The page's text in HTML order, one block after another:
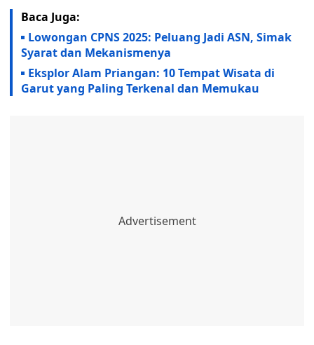
Baca Juga:
Lowongan CPNS 2025: Peluang Jadi ASN, Simak
Syarat dan Mekanismenya
Eksplor Alam Priangan: 10 Tempat Wisata di
Garut yang Paling Terkenal dan Memukau